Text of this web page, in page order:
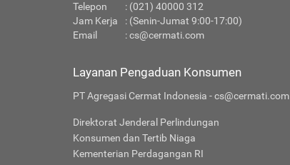
Telepon
: (021) 40000 312
Jam Kerja
: (Senin-Jumat 9:00-17:00)
Email
:cs@cermati.com
Layanan Pengaduan Konsumen
PT Agregasi Cermat Indonesia - cs@cermati.com
Direktorat Jenderal Perlindungan
Konsumen dan Tertib Niaga
Kementerian Perdagangan RI